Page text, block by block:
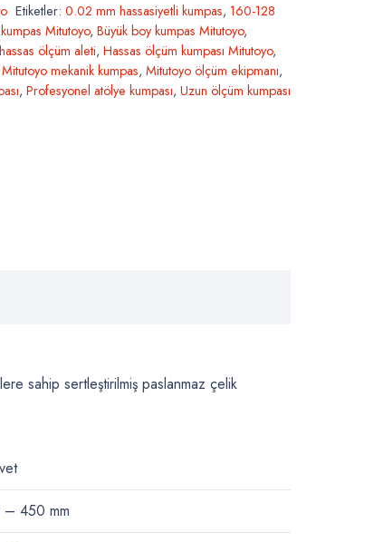
Etiketler:0.02 mm hassasiyetli kumpas,160-128
Mitutoyo, Büyük boy kumpas Mitutoyo,
hassas ölçüm aleti, Hassas ölçüm kumpası Mitutoyo,
Mitutoyo mekanik kumpas, Mitutoyo ölçüm ekipmanı,
, Profesyonel atölye kumpası, Uzun ölçüm kumpası
sahip sertleştirilmiş paslanmaz çelik
– 450 mm